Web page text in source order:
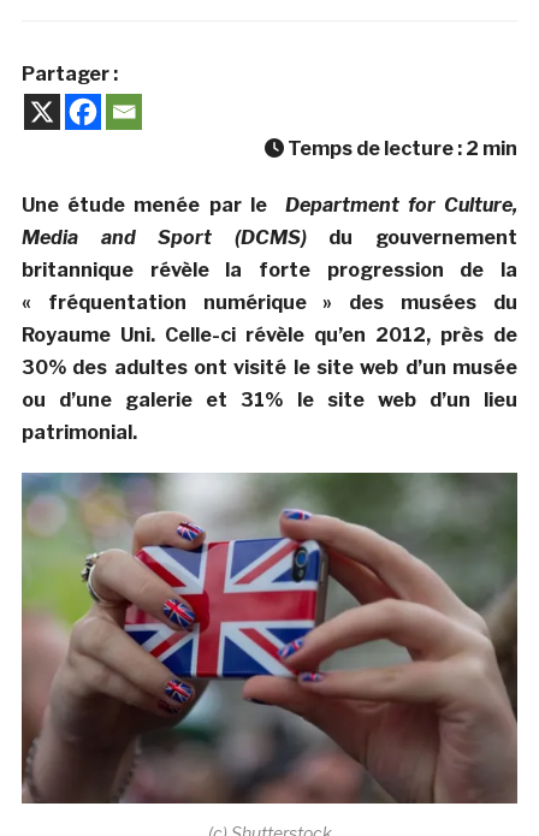
Partager :
Temps de lecture : 2 min
Une étude menée par le Department for Culture,
Media and Sport (DCMS)du gouvernement
britannique révèle la forte progression de la
« fréquentation numérique » des musées du
Royaume Uni. Celle-ci révèle qu’en 2012, près de
30% des adultes ont visité le site web d’un musée
ou d’une galerie et 31% le site web d’un lieu
patrimonial.